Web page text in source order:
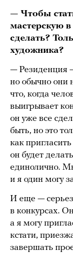
— Чтобы
мастерскую
сделать?
художника?
— Резиденция
но обычно они
что, когда
выигрывает
он уже все
быть, но это
как
он будет
единолично.
и я один могу
И еще —
в конкурсах.
а я могу
кстати,
завершать